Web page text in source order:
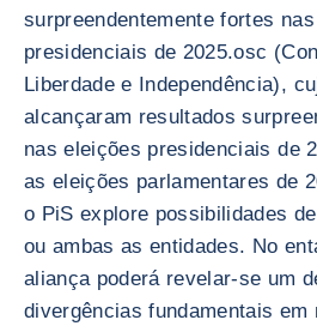
surpreendentemente fortes
presidenciais de 2025.osc
Liberdade e Independência),
alcançaram resultados
nas eleições presidenciais de
as eleições parlamentares de
o PiS explore possibilidades
ou ambas as entidades. No
aliança poderá revelar-se um
divergências fundamentais